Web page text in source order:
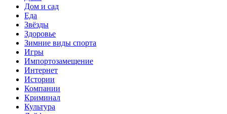
Дом и сад
Еда
Звёзды
Здоровье
Зимние виды спорта
Игры
Импортозамещение
Интернет
Истории
Компании
Криминал
Культура